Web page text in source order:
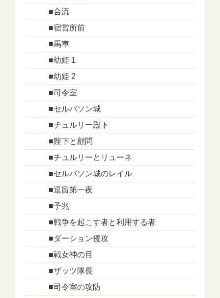
■合流
■宿営所前
■馬車
■幼姫 1
■幼姫 2
■司令室
■セルバソン城
■チュルリー殿下
■陛下と顧問
■チュルリーとリューネ
■セルバソン城のレイル
■逗留第一夜
■予兆
■戦争を起こす者と利用する者
■ダーション侵攻
■戦女神の目
■ザッツ隊長
■司令室の攻防